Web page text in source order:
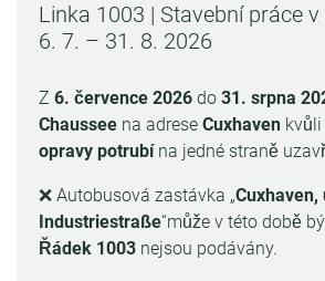
Linka 1003 | Stavební práce
6. 7. – 31. 8. 2026
Z 6. července 2026 do 31. srpna
Chaussee na adrese Cuxhaven kvůli
opravy potrubína jedné straně
❌ Autobusová zastávka „Cuxhaven,
Industriestraße“může v této době
Řádek 1003 nejsou podávány.